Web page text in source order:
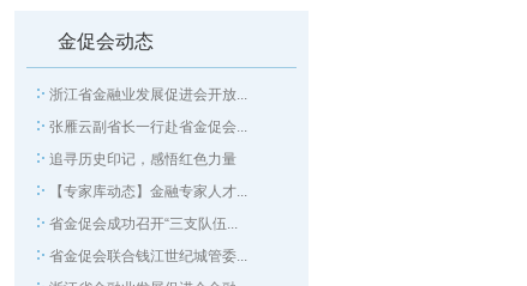
金促会动态
浙江省金融业发展促进会开放...
张雁云副省长一行赴省金促会...
追寻历史印记，感悟红色力量
【专家库动态】金融专家人才...
省金促会成功召开“三支队伍...
省金促会联合钱江世纪城管委...